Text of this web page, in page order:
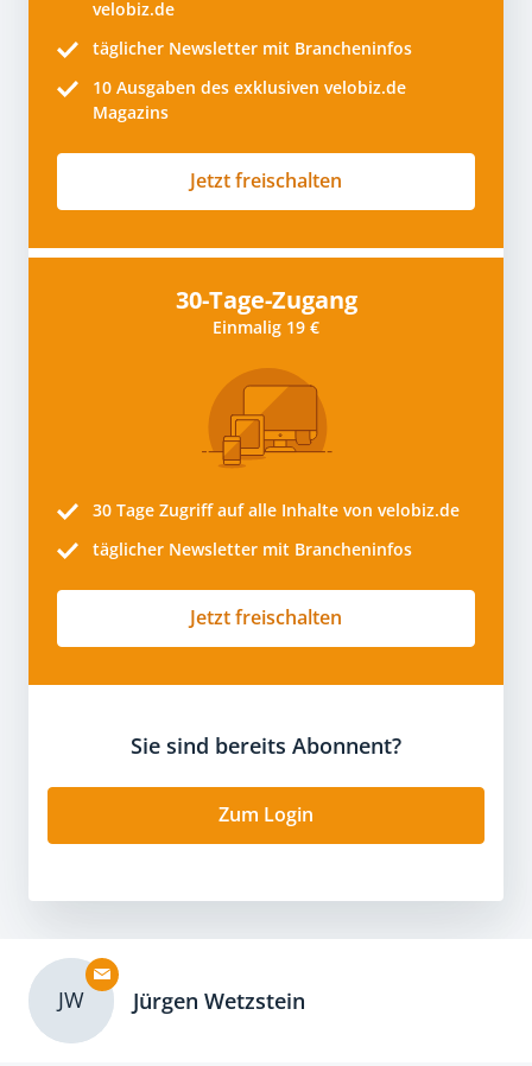
velobiz.de
täglicher Newsletter mit Brancheninfos
10 Ausgaben des exklusiven velobiz.de
Magazins
Jetzt freischalten
30-Tage-Zugang
Einmalig 19 €
30 Tage Zugriff auf alle Inhalte von velobiz.de
täglicher Newsletter mit Brancheninfos
Jetzt freischalten
Sie sind bereits Abonnent?
Zum Login
JW Jürgen Wetzstein